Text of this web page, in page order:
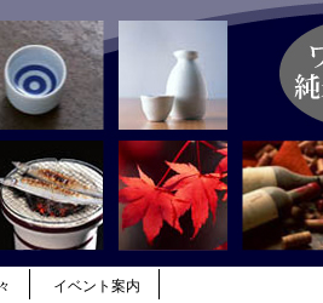
イベント案内